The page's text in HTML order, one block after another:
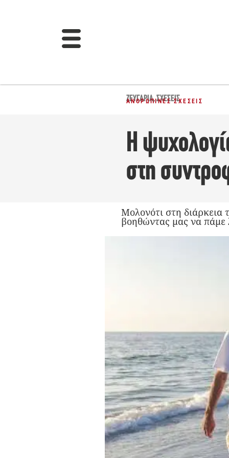
ΖΕΥΓΆΡΙΑ,ΣΧΈΣΕΙΣ
ΑΝΘΡΏΠΙΝΕΣ ΣΧΈΣΕΙΣ
Η
στη
Μολονότι στη διάρκεια
βοηθώντας μας να πάμε